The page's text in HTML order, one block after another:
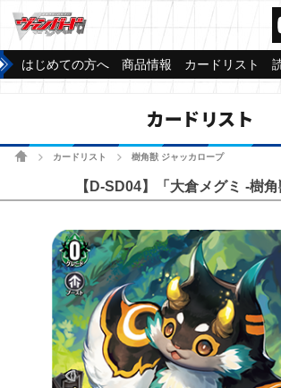
はじめての方へ 商品情報 カードリスト
カードリスト
ホームカードリスト 樹角獣 ジャッカロープ
【D-SD04】「大倉メグミ -樹角